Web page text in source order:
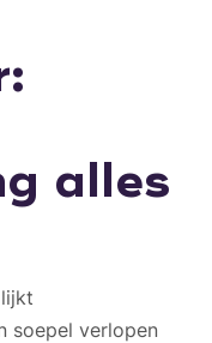
alles
soepel verlopen